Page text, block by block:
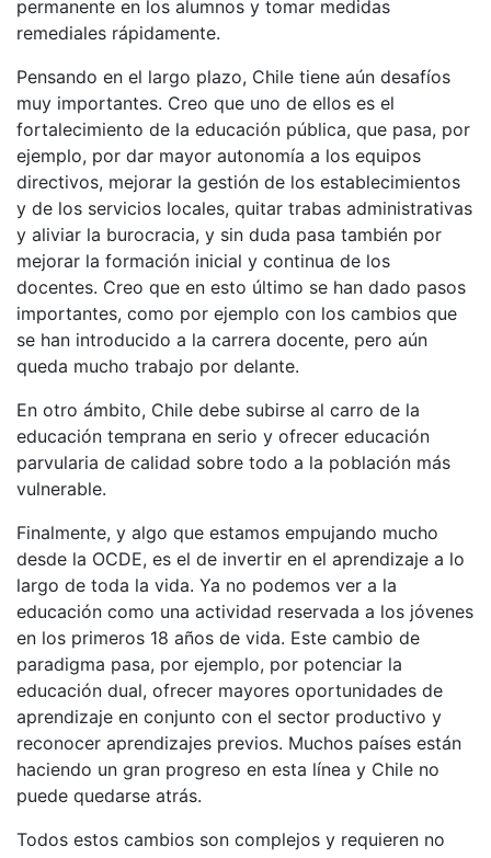
permanente en los alumnos y tomar medidas
remediales rápidamente.
Pensando en el largo plazo, Chile tiene aún desafíos
muy importantes. Creo que uno de ellos es el
fortalecimiento de la educación pública, que pasa, por
ejemplo, por dar mayor autonomía a los equipos
directivos, mejorar la gestión de los establecimientos
y de los servicios locales, quitar trabas administrativas
y aliviar la burocracia, y sin duda pasa también por
mejorar la formación inicial y continua de los
docentes. Creo que en esto último se han dado pasos
importantes, como por ejemplo con los cambios que
se han introducido a la carrera docente, pero aún
queda mucho trabajo por delante.
En otro ámbito, Chile debe subirse al carro de la
educación temprana en serio y ofrecer educación
parvularia de calidad sobre todo a la población más
vulnerable.
Finalmente, y algo que estamos empujando mucho
desde la OCDE, es el de invertir en el aprendizaje a lo
largo de toda la vida. Ya no podemos ver a la
educación como una actividad reservada a los jóvenes
en los primeros 18 años de vida. Este cambio de
paradigma pasa, por ejemplo, por potenciar la
educación dual, ofrecer mayores oportunidades de
aprendizaje en conjunto con el sector productivo y
reconocer aprendizajes previos. Muchos países están
haciendo un gran progreso en esta línea y Chile no
puede quedarse atrás.
Todos estos cambios son complejos y requieren no